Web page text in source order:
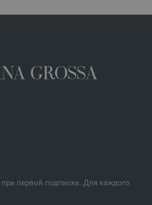
GROSSA
первой подписке. Для каждого